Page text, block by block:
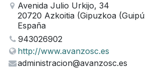
Avenida Julio Urkijo, 34
20720 Azkoitia (Gipuzkoa
España
943026902
http://www.avanzosc.es
administracion@avanzosc.es